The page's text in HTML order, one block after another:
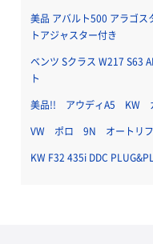
美品 アバルト500 アラゴス
トアジャスター付き
ベンツ Sクラス W217 S63
ト
美品!! アウディA5 KW
VW ポロ 9N オートリ
KW F32 435i DDC